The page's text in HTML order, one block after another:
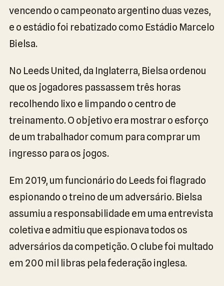
vencendo o campeonato argentino duas vezes,
e o estádio foi rebatizado como Estádio Marcelo
Bielsa.
No Leeds United, da Inglaterra, Bielsa ordenou
que os jogadores passassem três horas
recolhendo lixo e limpando o centro de
treinamento. O objetivo era mostrar o esforço
de um trabalhador comum para comprar um
ingresso para os jogos.
Em 2019, um funcionário do Leeds foi flagrado
espionando o treino de um adversário. Bielsa
assumiu a responsabilidade em uma entrevista
coletiva e admitiu que espionava todos os
adversários da competição. O clube foi multado
em 200 mil libras pela federação inglesa.